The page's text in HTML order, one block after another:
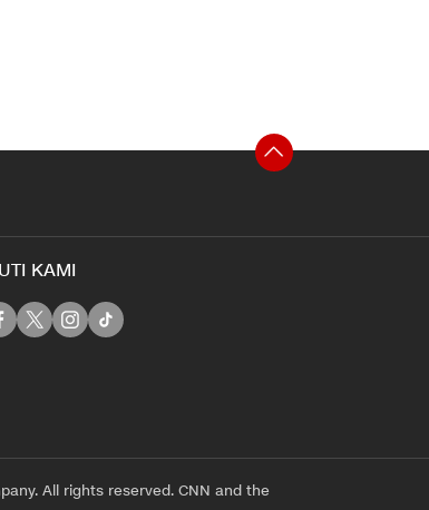
KAMI
All rights reserved. CNN and the